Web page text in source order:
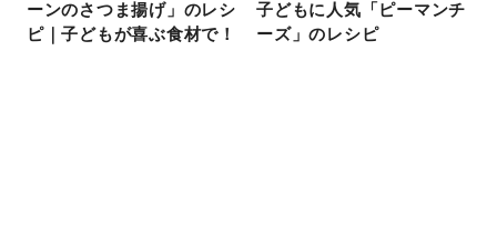
ーンのさつま揚げ」のレシ
ピ｜子どもが喜ぶ食材で！
子どもに人気「ピーマンチ
ーズ」のレシピ